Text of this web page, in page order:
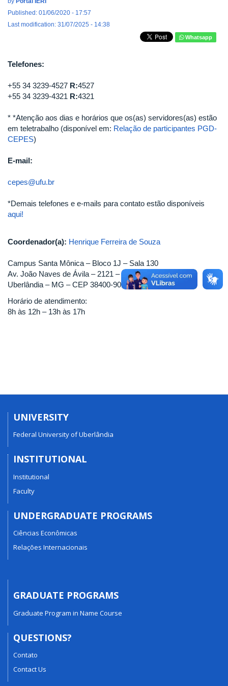
Published: 01/06/2020 - 17:57
Last modification: 31/07/2025 - 14:38
Whatsapp
Telefones:
+55 34 3239-4527 R:4527
+55 34 3239-4321 R:4321
* *Atenção aos dias e horários que os(as) servidores(as) estão
em teletrabalho (disponível em: Relação de participantes PGD-
CEPES)
E-mail:
cepes@ufu.br
*Demais telefones e e-mails para contato estão disponíveis
aqui!
Coordenador(a): Henrique Ferreira de Souza
Campus Santa Mônica – Bloco 1J – Sala 130
Av. João Naves de Ávila – 2121 – Bairro Santa Mônica
Uberlândia – MG – CEP 38400-902
Horário de atendimento:
8h às 12h – 13h às 17h
UNIVERSITY
Federal University of Uberlândia
INSTITUTIONAL
Institutional
Faculty
UNDERGRADUATE PROGRAMS
Ciências Econômicas
Relações Internacionais
GRADUATE PROGRAMS
Graduate Program in Name Course
QUESTIONS?
Contato
Contact Us